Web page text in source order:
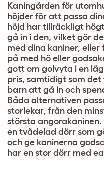
Kaningården för
höjder för att passa
höjd har tillräckligt
gå in i den, vilket gör
med dina kaniner,
på med hö eller
gott om golvyta i en
pris, samtidigt som
barn att gå in och
Båda alternativen
storlekar, från den
största
en tvådelad dörr som
och ge kaninerna
har en stor dörr med